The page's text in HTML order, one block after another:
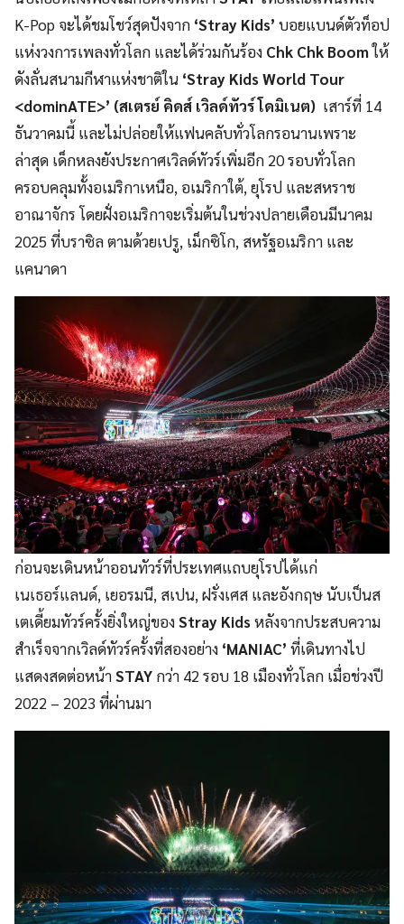
K-Pop จะได้ชมโชว์สุดปังจาก ‘Stray Kids’ บอยแบนด์ตัวท็อป
แห่งวงการเพลงทั่วโลก และได้ร่วมกันร้อง Chk Chk Boomให้
ดังลั่นสนามกีฬาแห่งชาติใน ‘Stray Kids World Tour
<dominATE>’ (สเตรย์ คิดส์ เวิลด์ทัวร์ โดมิเนต) เสาร์ที่ 14
ธันวาคมนี้ และไม่ปล่อยให้แฟนคลับทั่วโลกรอนานเพราะ
ล่าสุด เด็กหลงยังประกาศเวิลด์ทัวร์เพิ่มอีก 20 รอบทั่วโลก
ครอบคลุมทั้งอเมริกาเหนือ, อเมริกาใต้, ยุโรป และสหราช
อาณาจักร โดยฝั่งอเมริกาจะเริ่มต้นในช่วงปลายเดือนมีนาคม
2025 ที่บราซิล ตามด้วยเปรู, เม็กซิโก, สหรัฐอเมริกา และ
แคนาดา
ก่อนจะเดินหน้าออนทัวร์ที่ประเทศแถบยุโรปได้แก่
เนเธอร์แลนด์, เยอรมนี, สเปน, ฝรั่งเศส และอังกฤษ นับเป็นส
เตเดี้ยมทัวร์ครั้งยิ่งใหญ่ของStray Kidsหลังจากประสบความ
สำเร็จจากเวิลด์ทัวร์ครั้งที่สองอย่าง ‘MANIAC’ ที่เดินทางไป
แสดงสดต่อหน้าSTAY กว่า 42 รอบ 18 เมืองทั่วโลก เมื่อช่วงปี
2022 – 2023 ที่ผ่านมา